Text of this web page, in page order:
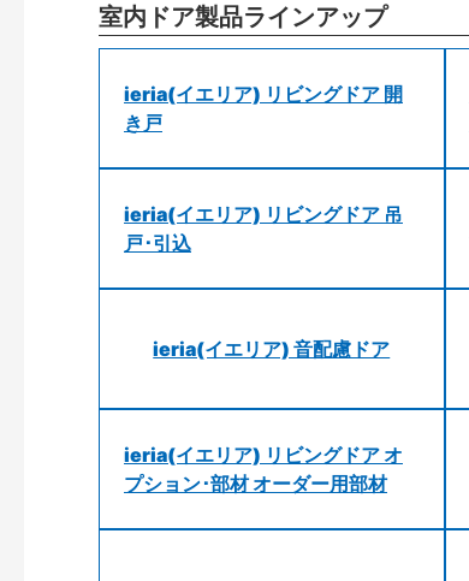
室内ドア製品ラインアップ
ieria(イエリア) リビングドア 開
き戸
ieria(イエリア) リビングドア 吊
戸･引込
ieria(イエリア) 音配慮ドア
ieria(イエリア) リビングドア オ
プション･部材 オーダー用部材